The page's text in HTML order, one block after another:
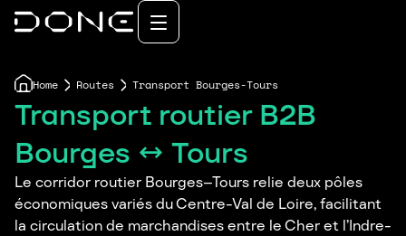
Home Routes Transport Bourges-Tours
Transport routier B2B
Bourges ↔ Tours
Le corridor routier Bourges–Tours relie deux pôles
économiques variés du Centre-Val de Loire, facilitant
la circulation de marchandises entre le Cher et l’Indre-